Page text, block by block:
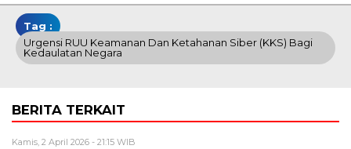
Tag :
Urgensi RUU Keamanan Dan Ketahanan Siber (KKS) Bagi
Kedaulatan Negara
BERITA TERKAIT
Kamis, 2 April 2026 - 21:15 WIB